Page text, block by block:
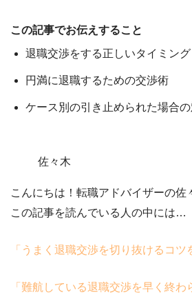
この記事でお伝えすること
退職交渉をする正しいタイミング
円満に退職するための交渉術
ケース別の引き止められた場合
佐々木
こんにちは！転職アドバイザーの佐
この記事を読んでいる人の中には…
「うまく退職交渉を切り抜けるコツ
「難航している退職交渉を早く終わ